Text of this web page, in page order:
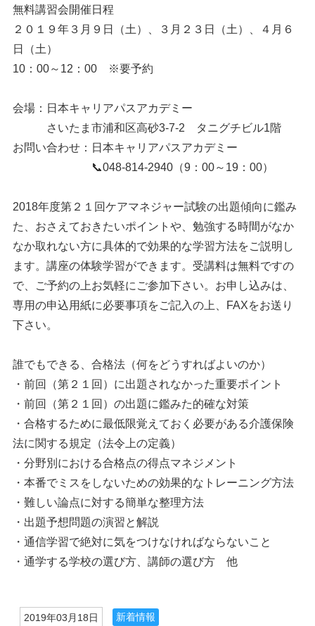
無料講習会開催日程
２０１９年３月９日（土）、３月２３日（土）、４月６
日（土）
10：00～12：00 ※要予約
会場：日本キャリアパスアカデミー
さいたま市浦和区高砂3-7-2 タニグチビル1階
お問い合わせ：日本キャリアパスアカデミー
📞048-814-2940（9：00～19：00）
2018年度第２１回ケアマネジャー試験の出題傾向に鑑み
た、おさえておきたいポイントや、勉強する時間がなか
なか取れない方に具体的で効果的な学習方法をご説明し
ます。講座の体験学習ができます。受講料は無料ですの
で、ご予約の上お気軽にご参加下さい。お申し込みは、
専用の申込用紙に必要事項をご記入の上、FAXをお送り
下さい。
誰でもできる、合格法（何をどうすればよいのか）
・前回（第２１回）に出題されなかった重要ポイント
・前回（第２１回）の出題に鑑みた的確な対策
・合格するために最低限覚えておく必要がある介護保険
法に関する規定（法令上の定義）
・分野別における合格点の得点マネジメント
・本番でミスをしないための効果的なトレーニング方法
・難しい論点に対する簡単な整理方法
・出題予想問題の演習と解説
・通信学習で絶対に気をつけなければならないこと
・通学する学校の選び方、講師の選び方 他
2019年03月18日 新着情報